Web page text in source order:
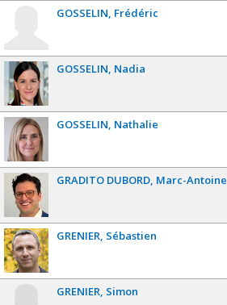
GOSSELIN Frédéric
GOSSELIN Nadia
GOSSELIN Nathalie
GRADITO DUBORD Marc-Antoine
GRENIER Sébastien
GRENIER Simon